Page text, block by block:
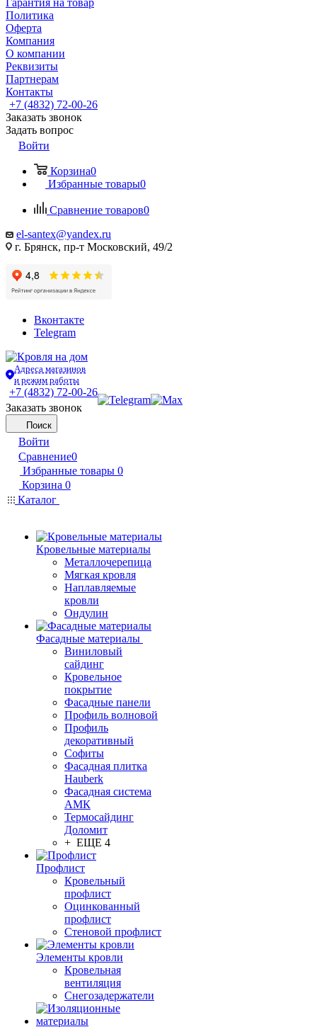
Гарантия на товар
Политика
Оферта
Компания
О компании
Реквизиты
Партнерам
Контакты
+7 (4832) 72-00-26
Заказать звонок
Задать вопрос
Войти
Корзина0
Избранные товары0
Сравнение товаров0
el-santex@yandex.ru
г. Брянск, пр-т Московский, 49/2
Вконтакте
Telegram
Адреса магазинов
и режим работы
+7 (4832) 72-00-26
Заказать звонок
Поиск
Войти
Сравнение0
Избранные товары 0
Корзина 0
Каталог
Кровельные материалы
Металлочерепица
Мягкая кровля
Наплавляемые
кровли
Ондулин
Фасадные материалы
Виниловый
сайдинг
Кровельное
покрытие
Фасадные панели
Профиль волновой
Профиль
декоративный
Софиты
Фасадная плитка
Hauberk
Фасадная система
АМК
Термосайдинг
Доломит
+ ЕЩЕ 4
Профлист
Кровельный
профлист
Оцинкованный
профлист
Стеновой профлист
Элементы кровли
Кровельная
вентиляция
Снегозадержатели